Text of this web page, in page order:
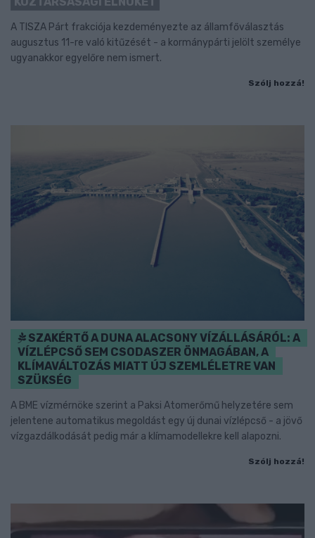
A TISZA Párt frakciója kezdeményezte az államfőválasztás
augusztus 11-re való kitűzését - a kormánypárti jelölt személye
ugyanakkor egyelőre nem ismert.
Szólj hozzá!
SZAKÉRTŐ A DUNA ALACSONY VÍZÁLLÁSÁRÓL: A
VÍZLÉPCSŐ SEM CSODASZER ÖNMAGÁBAN, A
KLÍMAVÁLTOZÁS MIATT ÚJ SZEMLÉLETRE VAN
SZÜKSÉG
A BME vízmérnöke szerint a Paksi Atomerőmű helyzetére sem
jelentene automatikus megoldást egy új dunai vízlépcső - a jövő
vízgazdálkodását pedig már a klímamodellekre kell alapozni.
Szólj hozzá!